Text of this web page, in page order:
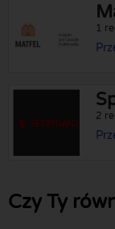
1
2
Czy Ty